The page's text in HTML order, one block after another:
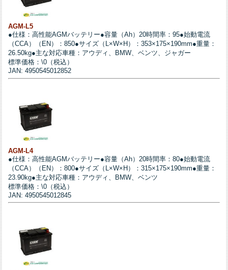
AGM-L5
●仕様：高性能AGMバッテリー●容量（Ah）20時間率：95●始動電流
（CCA）（EN）：850●サイズ（L×W×H）：353×175×190mm●重量：
26.50kg●主な対応車種：アウディ、BMW、ベンツ、ジャガー
標準価格：\0（税込）
JAN: 4950545012852
AGM-L4
●仕様：高性能AGMバッテリー●容量（Ah）20時間率：80●始動電流
（CCA）（EN）：800●サイズ（L×W×H）：315×175×190mm●重量：
23.90kg●主な対応車種：アウディ、BMW、ベンツ
標準価格：\0（税込）
JAN: 4950545012845